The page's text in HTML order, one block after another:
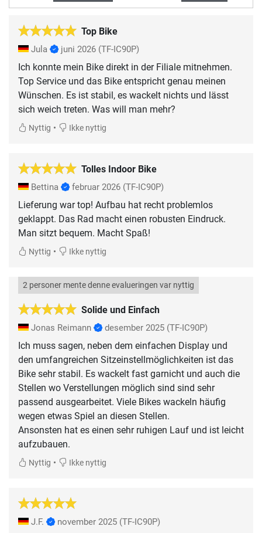
Top Bike
Jula juni 2026 (TF-IC90P)
Ich konnte mein Bike direkt in der Filiale mitnehmen.
Top Service und das Bike entspricht genau meinen
Wünschen. Es ist stabil, es wackelt nichts und lässt
sich weich treten. Was will man mehr?
Nyttig • Ikke nyttig
Tolles Indoor Bike
Bettina februar 2026 (TF-IC90P)
Lieferung war top! Aufbau hat recht problemlos
geklappt. Das Rad macht einen robusten Eindruck.
Man sitzt bequem. Macht Spaß!
Nyttig • Ikke nyttig
Solide und Einfach
2 personer mente denne evalueringen var nyttig
Jonas Reimann desember 2025 (TF-IC90P)
Ich muss sagen, neben dem einfachen Display und
den umfangreichen Sitzeinstellmöglichkeiten ist das
Bike sehr stabil. Es wackelt fast garnicht und auch die
Stellen wo Verstellungen möglich sind sind sehr
passend ausgearbeitet. Viele Bikes wackeln häufig
wegen etwas Spiel an diesen Stellen.
Ansonsten hat es einen sehr ruhigen Lauf und ist leicht
aufzubauen.
Nyttig • Ikke nyttig
J.F. november 2025 (TF-IC90P)